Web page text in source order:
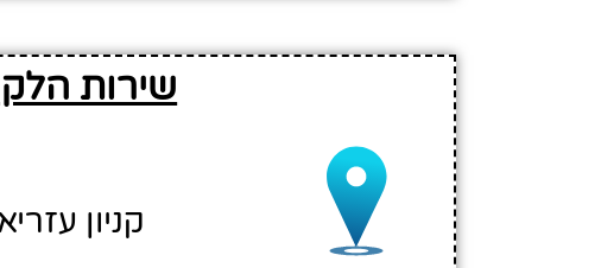
שירות
קניון עזריאלי,